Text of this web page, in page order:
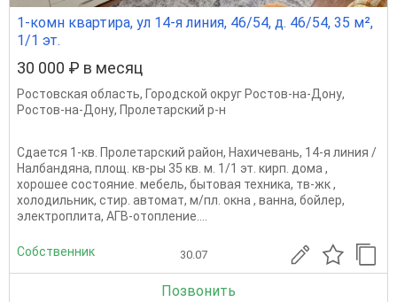
1-комн квартира, ул 14-я линия, 46/54, д. 46/54, 35 м²,
1/1 эт.
30 000 ₽ в месяц
Ростовская область, Городской округ Ростов-на-Дону,
Ростов-на-Дону, Пролетарский р-н
Сдается 1-кв. Пролетарский район, Нахичевань, 14-я линия /
Налбандяна, площ. кв-ры 35 кв. м. 1/1 эт. кирп. дома ,
хорошее состояние. мебель, бытовая техника, тв-жк ,
холодильник, стир. автомат, м/пл. окна , ванна, бойлер,
электроплита, АГВ-отопление....
Собственник 30.07
Позвонить